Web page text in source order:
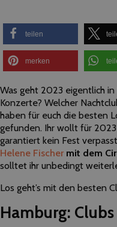
teilen
merken
Was geht 2023 eigentlich
Konzerte? Welcher
haben für euch die besten
gefunden. Ihr wollt für
garantiert kein Fest
Helene Fischer mit dem
solltet ihr unbedingt
Los geht’s mit den besten
Hamburg: